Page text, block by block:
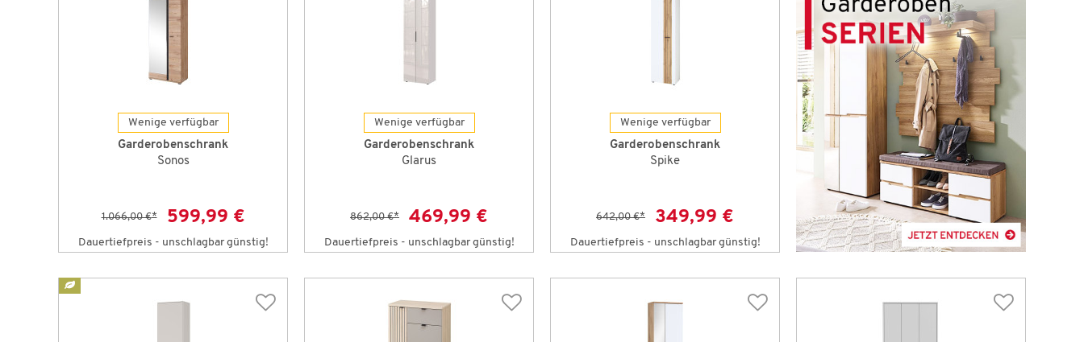
Wenige verfügbar
Garderobenschrank
Sonos
1.066,00 €* 599,99 €
Dauertiefpreis - unschlagbar günstig!
Wenige verfügbar
Garderobenschrank
Glarus
862,00 €* 469,99 €
Dauertiefpreis - unschlagbar günstig!
Wenige verfügbar
Garderobenschrank
Spike
642,00 €* 349,99 €
Dauertiefpreis - unschlagbar günstig!